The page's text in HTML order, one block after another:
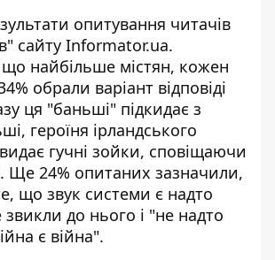
опитування читачів
сайту Informator.ua.
найбільше містян, кожен
обрали варіант відповіді
ця "баньші" підкидає з
героїня ірландського
гучні зойки, сповіщаючи
Ще 24% опитаних зазначили,
що звук системи є надто
до нього і "не надто
є війна".